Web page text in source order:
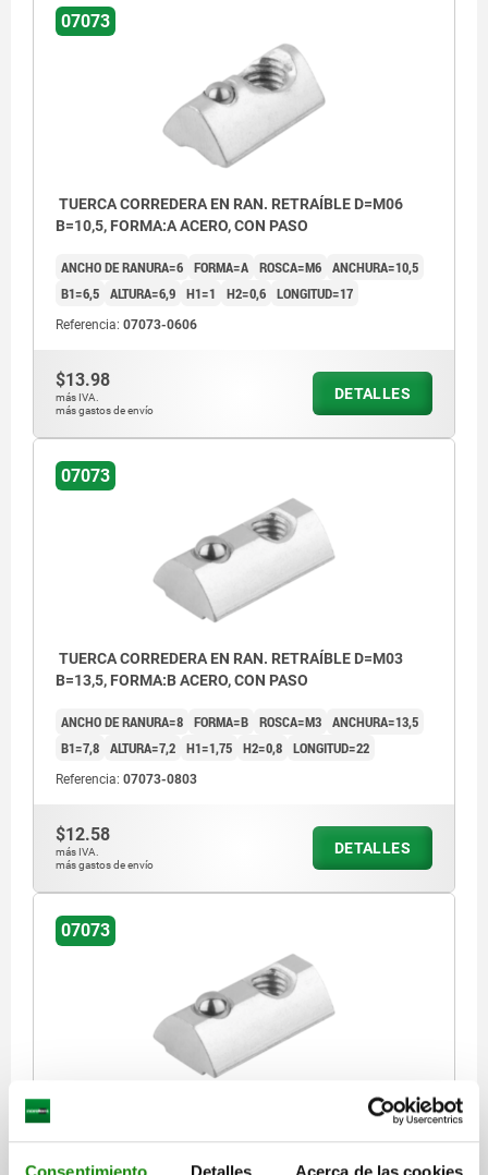
Consentimiento Detalles Acerca de las cookies
07073
TUERCA CORREDERA EN RAN. RETRAÍBLE D=M06
B=10,5, FORMA:A ACERO, CON PASO
ANCHO DE RANURA=6 FORMA=A ROSCA=M6 ANCHURA=10,5
B1=6,5 ALTURA=6,9 H1=1 H2=0,6 LONGITUD=17
Referencia: 07073-0606
$13.98
más IVA.
más gastos de envío
DETALLES
07073
TUERCA CORREDERA EN RAN. RETRAÍBLE D=M03
B=13,5, FORMA:B ACERO, CON PASO
ANCHO DE RANURA=8 FORMA=B ROSCA=M3 ANCHURA=13,5
B1=7,8 ALTURA=7,2 H1=1,75 H2=0,8 LONGITUD=22
Referencia: 07073-0803
$12.58
más IVA.
más gastos de envío
DETALLES
07073
TUERCA CORREDERA EN RAN. RETRAÍBLE D=M04